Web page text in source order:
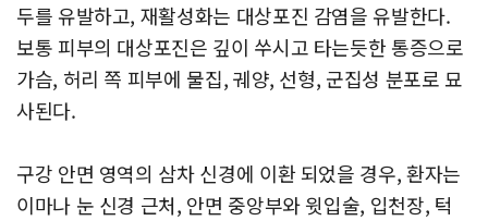
두를 유발하고, 재활성화는 대상포진 감염을 유발한다.
보통 피부의 대상포진은 깊이 쑤시고 타는듯한 통증으로
가슴, 허리 쪽 피부에 물집, 궤양, 선형, 군집성 분포로 묘
사된다.
구강 안면 영역의 삼차 신경에 이환 되었을 경우, 환자는
이마나 눈 신경 근처, 안면 중앙부와 윗입술, 입천장, 턱